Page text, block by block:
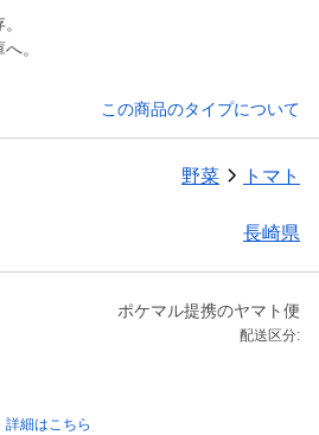
。
この商品のタイプについて
野菜 トマト
長崎県
ポケマル提携のヤマト便
配送区分:
細はこちら